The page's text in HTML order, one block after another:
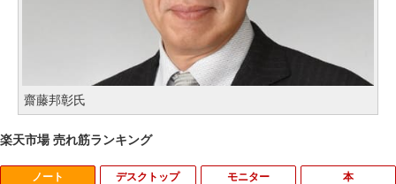
齋藤邦彰氏
楽天市場 売れ筋ランキング
ノート デスクトップ モニター 本